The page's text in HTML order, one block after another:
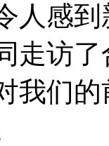
人感
走访
我们